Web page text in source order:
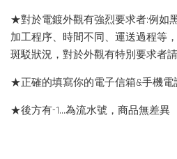
★對於電鍍外觀有強烈要求者:例如
加工程序、時間不同、運送過程等
斑駁狀況，對於外觀有特別要求者請
★正確的填寫你的電子信箱&手機電
★後方有-1…為流水號，商品無差異